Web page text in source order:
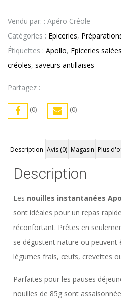
–
85g
Vendu par: : Apéro Créole
Catégories : Epiceries,
Étiquettes : Apollo, Epiceries salées
créoles, saveurs antillaises
Partagez :
(0) (0)
Description Avis (0) Magasin Plus
Description
Les nouilles instantanées
sont idéales pour un repas
réconfortant. Prêtes en
se dégustent nature ou peuvent
légumes frais, œufs, crevettes
Parfaites pour les pauses
nouilles de 85g sont